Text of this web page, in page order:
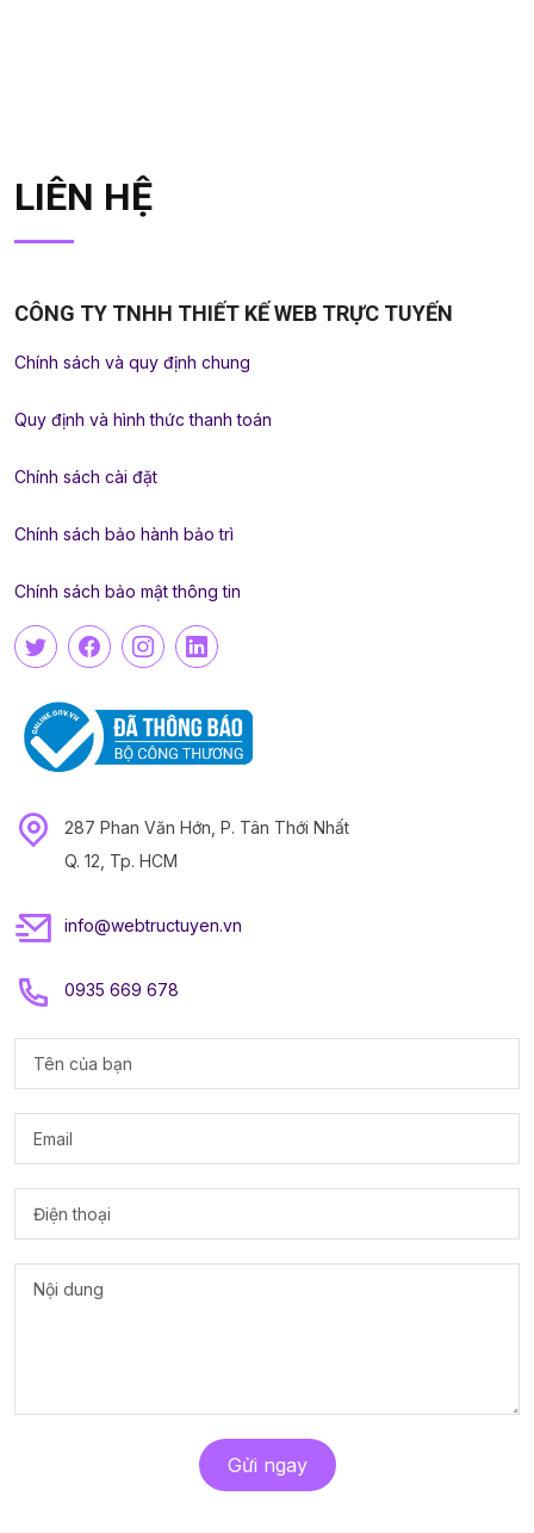
LIÊN HỆ
CÔNG TY TNHH THIẾT KẾ WEB TRỰC TUYẾN
Chính sách và quy định chung
Quy định và hình thức thanh toán
Chính sách cài đặt
Chính sách bảo hành bảo trì
Chính sách bảo mật thông tin
287 Phan Văn Hớn, P. Tân Thới Nhất
Q. 12, Tp. HCM
info@webtructuyen.vn
0935 669 678
Gửi ngay